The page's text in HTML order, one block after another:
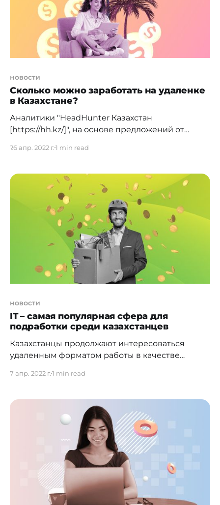
новости
Сколько можно заработать на удаленке
в Казахстане?
Аналитики "HeadHunter Казахстан
[https://hh.kz/]", на основе предложений от
самые высокооплачиваемые вакансии на
большее распространение, а заработные платы
не уступают предложениям с офисным
доступна дизайнеру интерфейсов — до $3 000.
От соискателя ждут опыт
26 апр. 2022 г.1 min read
новости
IT – самая популярная сфера для
подработки среди казахстанцев
Казахстанцы продолжают интересоваться
удаленным форматом работы в качестве
подработка — новый тренд на рынке труда. За
"подработка" на сайте hh.kz
[https://hh.kz/]разместили более 100 тысяч
жителей Казахстана. В среднем казахстанцы
хотят получать на подработке 190 тысяч тенге.
7 апр. 2022 г.1 min read